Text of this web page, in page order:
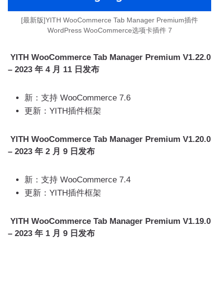
[最新版]YITH WooCommerce Tab Manager Premium插件
WordPress WooCommerce选项卡插件 7
YITH WooCommerce Tab Manager Premium V1.22.0
– 2023 年 4 月 11 日发布
新：支持 WooCommerce 7.6
更新：YITH插件框架
YITH WooCommerce Tab Manager Premium V1.20.0
– 2023 年 2 月 9 日发布
新：支持 WooCommerce 7.4
更新：YITH插件框架
YITH WooCommerce Tab Manager Premium V1.19.0
– 2023 年 1 月 9 日发布